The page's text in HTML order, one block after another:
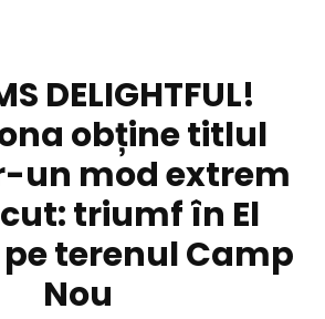
DELIGHTFUL!
obține titlul
un mod extrem
triumf în El
terenul Camp
Nou